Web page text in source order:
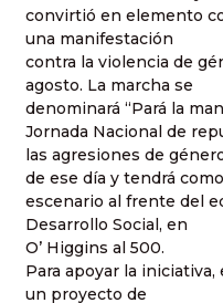
convirtió en elemento
una manifestación
contra la violencia de
agosto. La marcha se
denominará “Pará la
Jornada Nacional de
las agresiones de
de ese día y tendrá como
escenario al frente del
Desarrollo Social, en
O’ Higgins al 500.
Para apoyar la
un proyecto de